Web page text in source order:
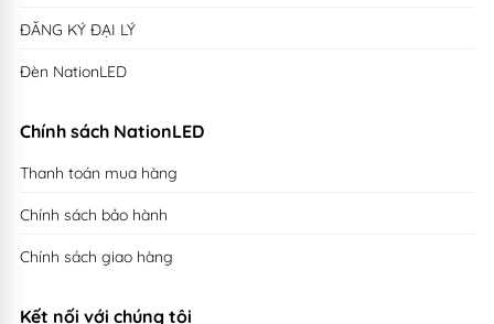
ĐĂNG KÝ ĐẠI LÝ
Đèn NationLED
Chính sách NationLED
Thanh toán mua hàng
Chính sách bảo hành
Chính sách giao hàng
Kết nối với chúng tôi